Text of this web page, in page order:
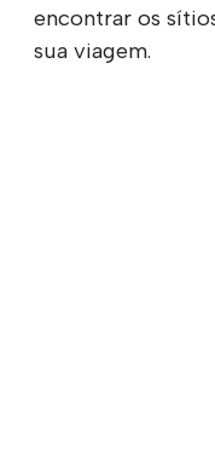
encontrar os
sua viagem.